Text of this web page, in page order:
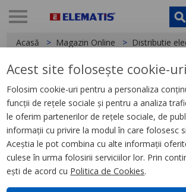
Acasă Magazin Online Distributie
< Blocuri de distributie
Repartitor etajat cu
160A, 48 gauri
Acest site folosește cookie-uri
Folosim cookie-uri pentru a personaliza
funcții de rețele sociale și pentru a analiza
le oferim partenerilor de rețele sociale, de
informații cu privire la modul în care folosesc
Aceștia le pot combina cu alte informații
culese în urma folosirii serviciilor lor. Prin
ești de acord cu Politica de Cookies.